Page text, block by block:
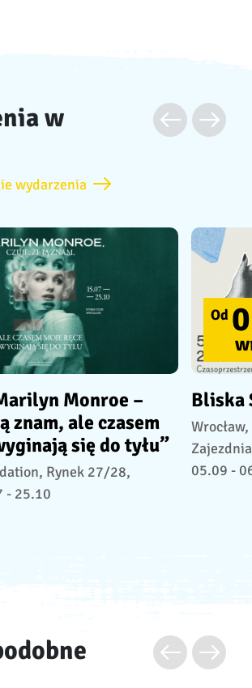
w
wydarzenia
Monroe –
znam, ale czasem
się do tyłu”
Rynek 27/28,
- 25.10
Od
Bliska
05.09 -